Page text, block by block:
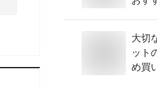
大切
ット
め買